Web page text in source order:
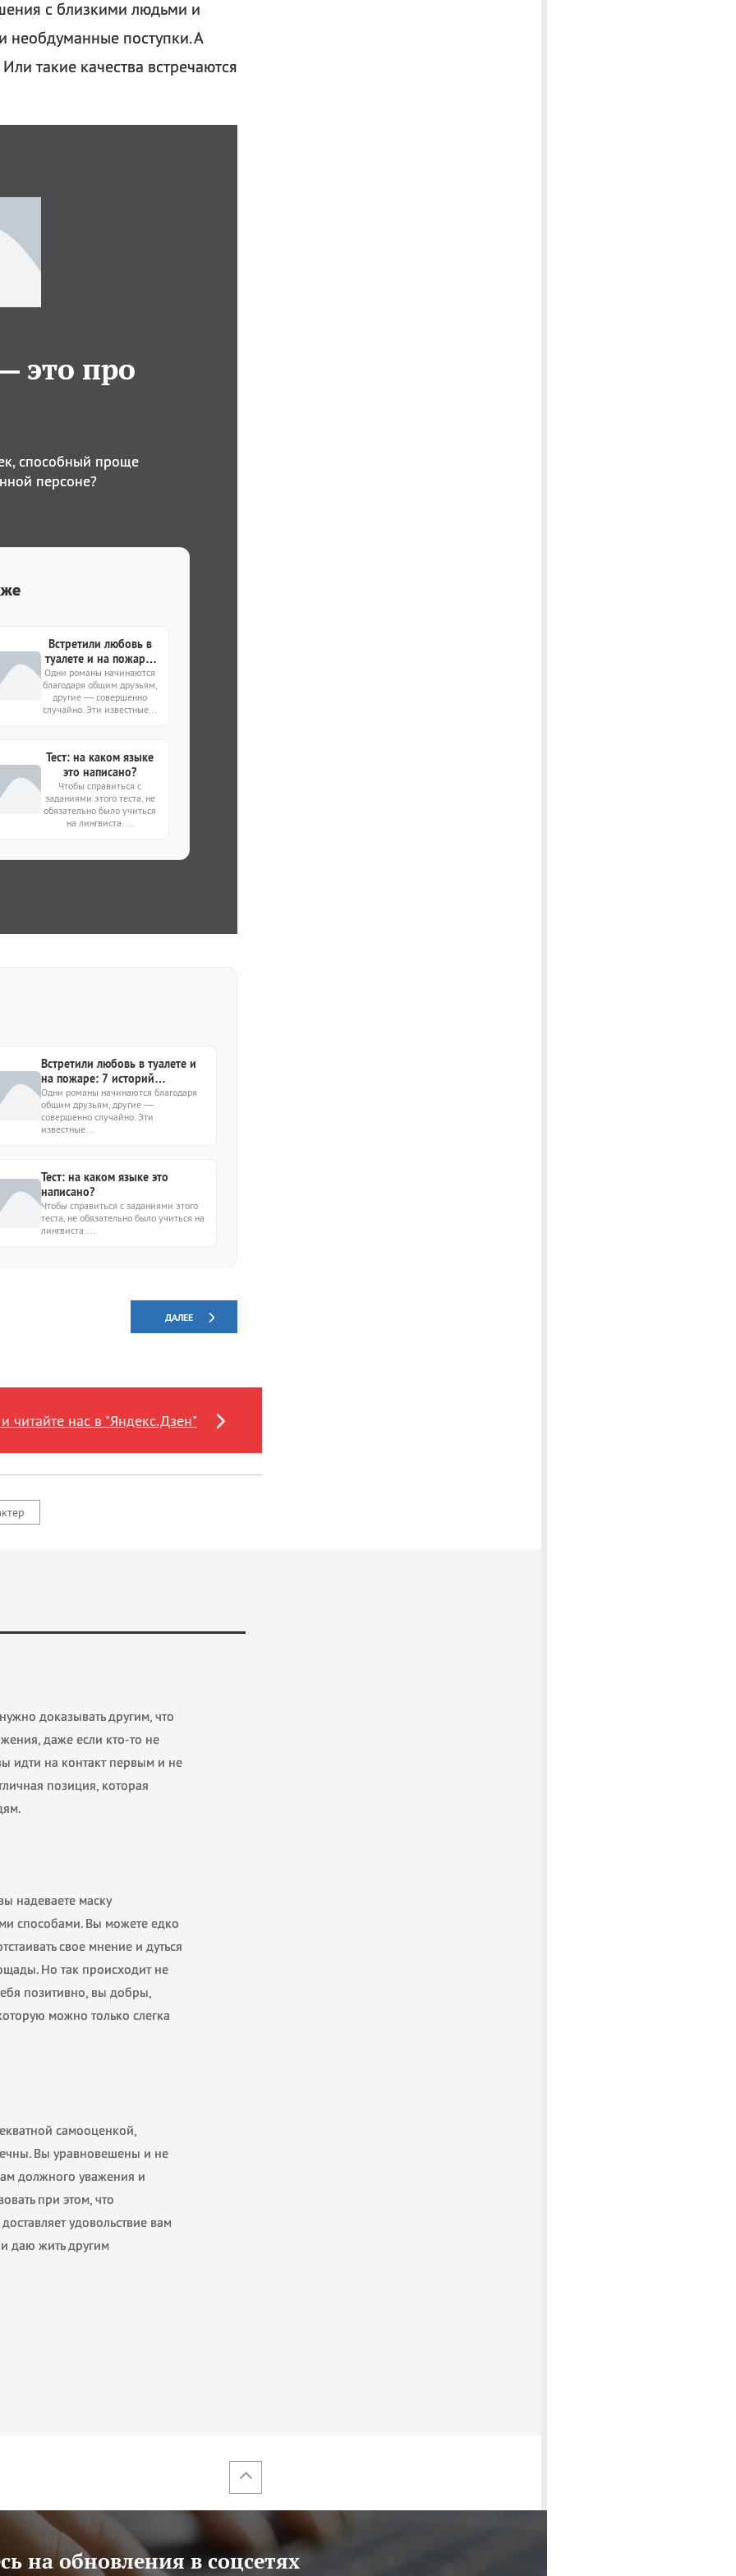
с близкими людьми и
необдуманные поступки. А
такие качества встречаются
это про
способный проще
персоне?
Встретили любовь в
туалете и на пожаре:
7 историй необычных
знакомств среди звёзд
Одни романы начинаются
благодаря общим друзьям,
другие — совершенно
случайно. Эти известные...
Тест: на каком языке
это написано?
Чтобы справиться с
заданиями этого теста, не
обязательно было учиться
на лингвиста....
Встретили любовь в туалете и
на пожаре: 7 историй
необычных знакомств среди
звёзд
Одни романы начинаются благодаря
общим друзьям, другие —
совершенно случайно. Эти
известные...
Тест: на каком языке это
написано?
Чтобы справиться с заданиями этого
теста, не обязательно было учиться на
лингвиста....
ДАЛЕЕ
читайте нас в "Яндекс.Дзен"
доказывать другим, что
даже если кто-то не
идти на контакт первым и не
позиция, которая
надеваете маску
способами. Вы можете едко
свое мнение и дуться
Но так происходит не
позитивно, вы добры,
можно только слегка
самооценкой,
Вы уравновешены и не
должного уважения и
при этом, что
удовольствие вам
даю жить другим
на обновления в соцсетях